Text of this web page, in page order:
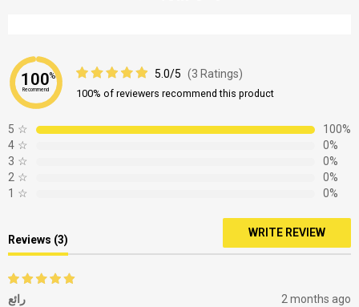
100%
Recommend
5.0/5 (3 Ratings)
100% of reviewers recommend this product
5 ☆
100%
4 ☆
0%
3 ☆
0%
2 ☆
0%
1 ☆ 0%
Reviews (3)
WRITE REVIEW
رائع
2 months ago